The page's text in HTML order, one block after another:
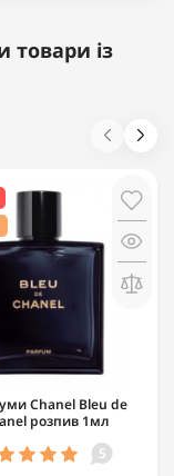
товари із
Chanel Bleu de
розпив 1мл
5